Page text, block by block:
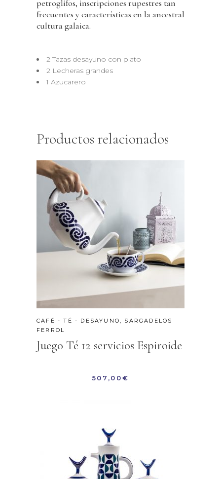
petroglifos, inscripciones rupestres tan
frecuentes y características en la ancestral
cultura galaica.
2 Tazas desayuno con plato
2 Lecheras grandes
1 Azucarero
Productos relacionados
CAFÉ - TÉ - DESAYUNO, SARGADELOS
FERROL
Juego Té 12 servicios Espiroide
507,00€